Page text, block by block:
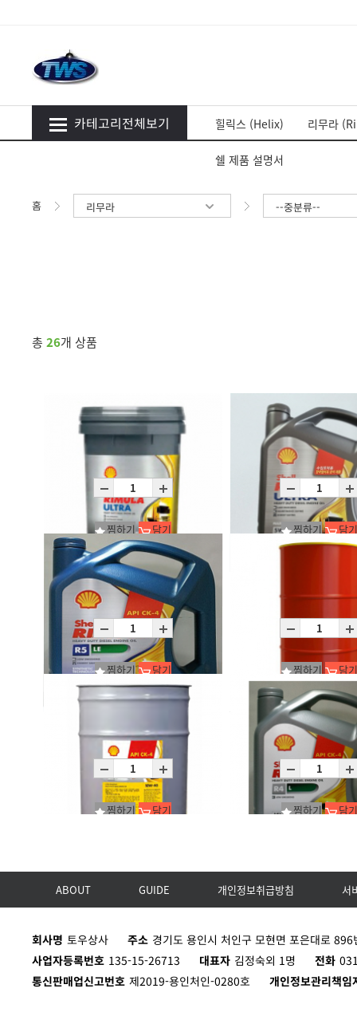
카테고리전체보기 힐릭스 (Helix) 리무라
쉘 제품 설명서
홈 리무라 --중분류--
총 26개 상품
Rimula Ultra 5W-30 (CK-4)_1*20
찜하기 담기 찜하기 담기
Rimula R5 LE 10W-40 (CK-4)_4*4L
찜하기 담기
Rimula R5 LE 10W-40
찜하기 담기
Rimula R4 L 10W-40(CK-4)_1*20L
P20L
찜하기 담기
Rimula R4 L 15W-40(CK-
C4X4L
찜하기 담기
ABOUT GUIDE 개인정보취급방침 서
회사명 토우상사 주소 경기도 용인시 처인구 모현면 포은대로
사업자등록번호 135-15-26713 대표자 김정숙외 1명 전화
통신판매업신고번호 제2019-용인처인-0280호 개인정보관리책임